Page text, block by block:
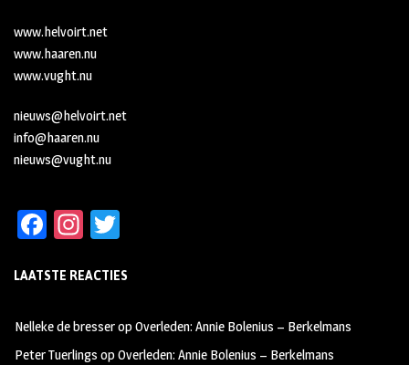
www.helvoirt.net
www.haaren.nu
www.vught.nu
nieuws@helvoirt.net
info@haaren.nu
nieuws@vught.nu
Fa
b
oo
k
In
ag
m
tt
LAATSTE REACTIES
Nelleke de bresseropOverleden: Annie Bolenius – Berkelmans
Peter Tuerlings opOverleden: Annie Bolenius – Berkelmans